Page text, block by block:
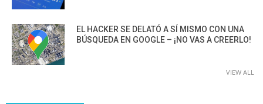
EL HACKER SE DELATÓ A SÍ MISMO CON UNA
BÚSQUEDA EN GOOGLE – ¡NO VAS A CREERLO!
VIEW ALL